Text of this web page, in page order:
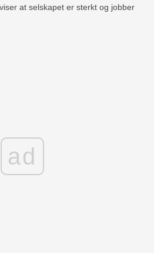
at selskapet er sterkt og jobber
ad